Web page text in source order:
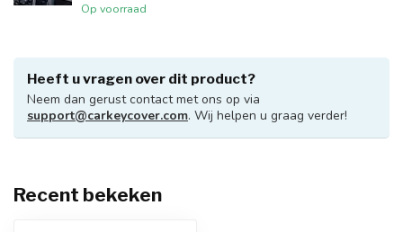
Op voorraad
Heeft u vragen over dit product?
Neem dan gerust contact met ons op via
support@carkeycover.com. Wij helpen u graag verder!
Recent bekeken